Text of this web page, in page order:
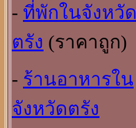
- ที่พักในจังหวัด
ตรัง (ราคาถูก)
- ร้านอาหารใน
จังหวัดตรัง